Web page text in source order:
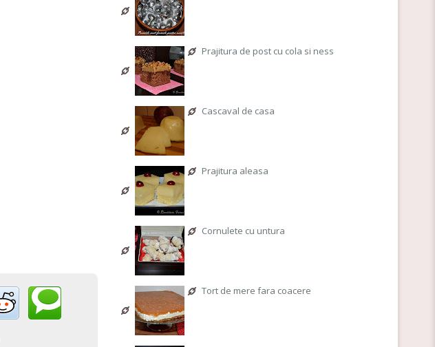
Prajitura de post cu cola si ness
Cascaval de casa
Prajitura aleasa
Cornulete cu untura
Tort de mere fara coacere